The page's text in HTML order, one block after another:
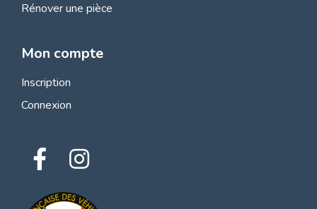
Rénover une pièce
Mon compte
Inscription
Connexion